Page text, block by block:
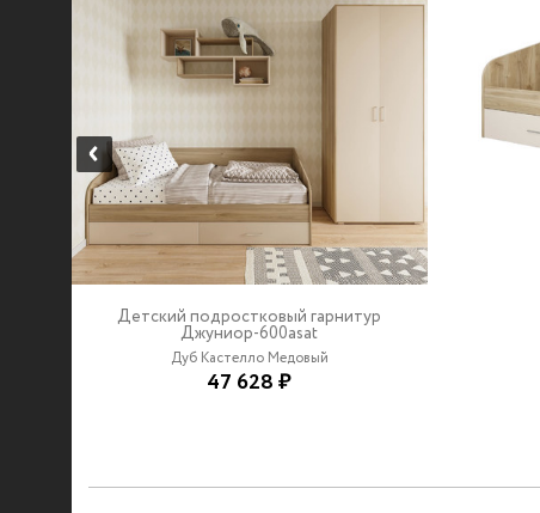
Детский подростковый гарнитур
Джуниор-600asat
Дуб Кастелло Медовый
47 628 ₽